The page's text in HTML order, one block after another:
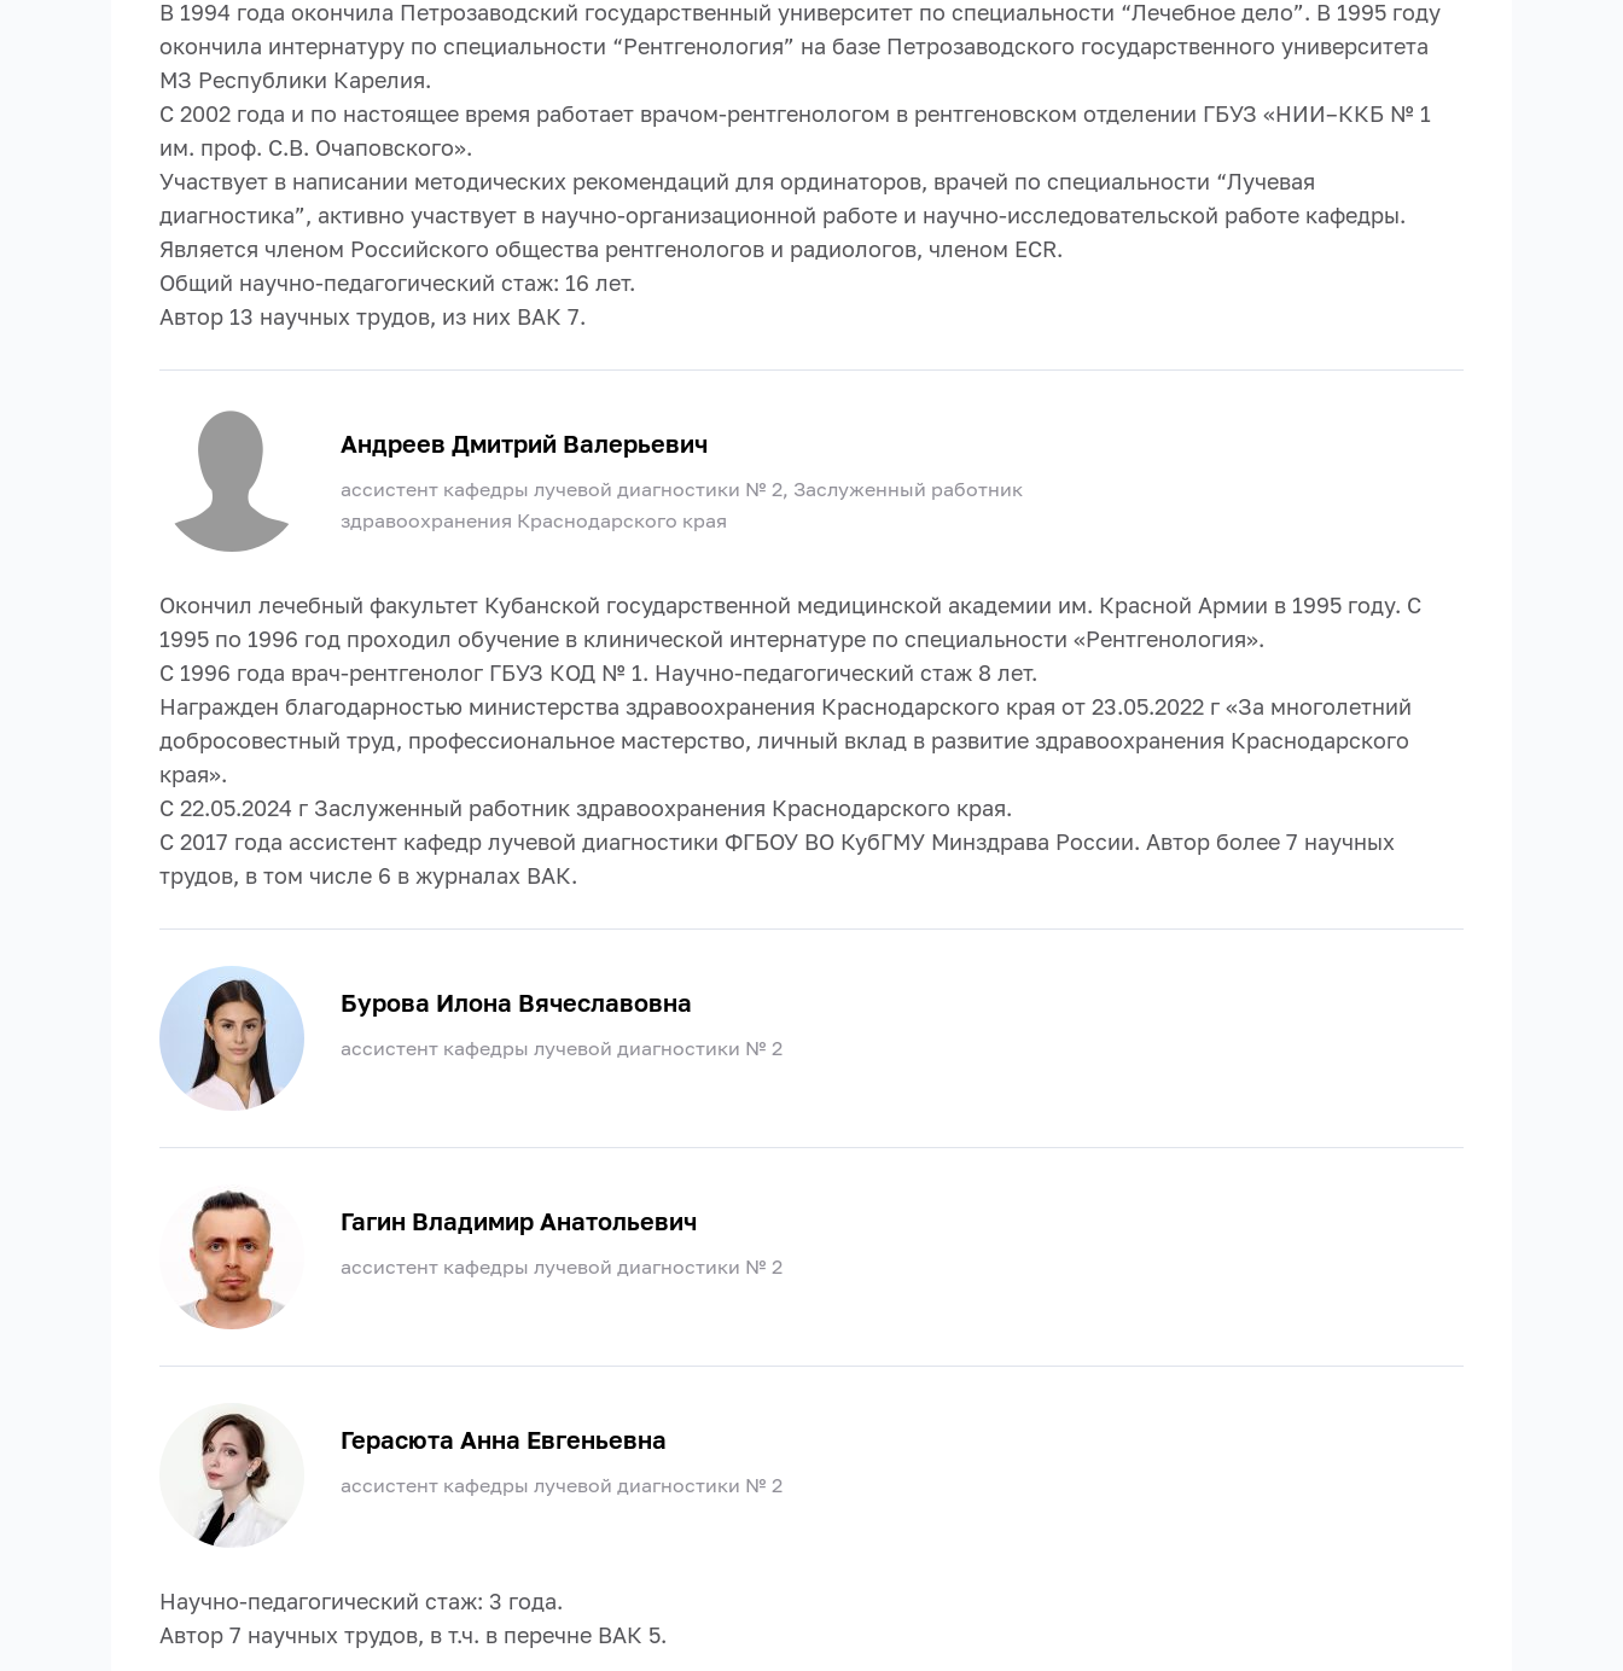
В 1994 года окончила Петрозаводский государственный университет по специальности “Лечебное дело”. В 1995 году
окончила интернатуру по специальности “Рентгенология” на базе Петрозаводского государственного университета
МЗ Республики Карелия.
С 2002 года и по настоящее время работает врачом-рентгенологом в рентгеновском отделении ГБУЗ «НИИ–ККБ № 1
им. проф. С.В. Очаповского».
Участвует в написании методических рекомендаций для ординаторов, врачей по специальности “Лучевая
диагностика”, активно участвует в научно-организационной работе и научно-исследовательской работе кафедры.
Является членом Российского общества рентгенологов и радиологов, членом ECR.
Общий научно-педагогический стаж: 16 лет.
Автор 13 научных трудов, из них ВАК 7.
Андреев Дмитрий Валерьевич
ассистент кафедры лучевой диагностики № 2, Заслуженный работник
здравоохранения Краснодарского края
Окончил лечебный факультет Кубанской государственной медицинской академии им. Красной Армии в 1995 году. С
1995 по 1996 год проходил обучение в клинической интернатуре по специальности «Рентгенология».
C 1996 года врач-рентгенолог ГБУЗ КОД № 1. Научно-педагогический стаж 8 лет.
Награжден благодарностью министерства здравоохранения Краснодарского края от 23.05.2022 г «За многолетний
добросовестный труд, профессиональное мастерство, личный вклад в развитие здравоохранения Краснодарского
края».
С 22.05.2024 г Заслуженный работник здравоохранения Краснодарского края.
С 2017 года ассистент кафедр лучевой диагностики ФГБОУ ВО КубГМУ Минздрава России. Автор более 7 научных
трудов, в том числе 6 в журналах ВАК.
Бурова Илона Вячеславовна
ассистент кафедры лучевой диагностики № 2
Гагин Владимир Анатольевич
ассистент кафедры лучевой диагностики № 2
Герасюта Анна Евгеньевна
ассистент кафедры лучевой диагностики № 2
Научно-педагогический стаж: 3 года.
Автор 7 научных трудов, в т.ч. в перечне ВАК 5.